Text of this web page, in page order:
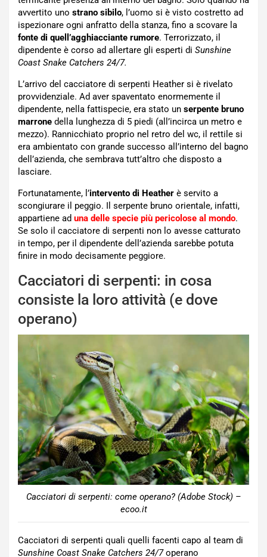
avvertito uno strano sibilo, l’uomo si è visto costretto ad
ispezionare ogni anfratto della stanza, fino a scovare la
fonte di quell’agghiacciante rumore. Terrorizzato, il
dipendente è corso ad allertare gli esperti di Sunshine
Coast Snake Catchers 24/7.
L’arrivo del cacciatore di serpenti Heather si è rivelato
provvidenziale. Ad aver spaventato enormemente il
dipendente, nella fattispecie, era stato un serpente bruno
marrone della lunghezza di 5 piedi (all’incirca un metro e
mezzo). Rannicchiato proprio nel retro del wc, il rettile si
era ambientato con grande successo all’interno del bagno
dell’azienda, che sembrava tutt’altro che disposto a
lasciare.
Fortunatamente, l’intervento di Heather è servito a
scongiurare il peggio. Il serpente bruno orientale, infatti,
appartiene ad una delle specie più pericolose al mondo.
Se solo il cacciatore di serpenti non lo avesse catturato
in tempo, per il dipendente dell’azienda sarebbe potuta
finire in modo decisamente peggiore.
Cacciatori di serpenti: in cosa
consiste la loro attività (e dove
operano)
Cacciatori di serpenti: come operano? (Adobe Stock) –
ecoo.it
Cacciatori di serpenti quali quelli facenti capo al team di
Sunshine Coast Snake Catchers 24/7operano